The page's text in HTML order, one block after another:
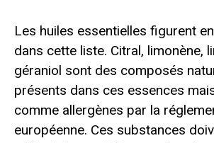
Les huiles essentielles figurent
dans cette liste. Citral, limonène,
géraniol sont des composés
présents dans ces essences
comme allergènes par la
européenne. Ces substances